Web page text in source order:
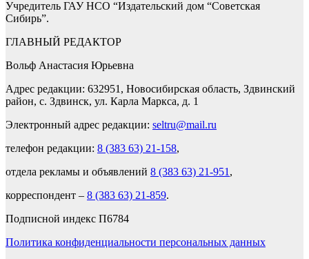
Учредитель ГАУ НСО “Издательский дом “Советская
Сибирь”.
ГЛАВНЫЙ РЕДАКТОР
Вольф Анастасия Юрьевна
Адрес редакции: 632951, Новосибирская область, Здвинский
район, с. Здвинск, ул. Карла Маркса, д. 1
Электронный адрес редакции: seltru@mail.ru
телефон редакции: 8 (383 63) 21-158,
отдела рекламы и объявлений 8 (383 63) 21-951 ,
корреспондент – 8 (383 63) 21-859.
Подписной индекс П6784
Политика конфиденциальности персональных данных